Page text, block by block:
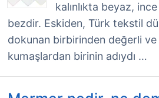
kalınlıkta beyaz,
bezdir. Eskiden, Türk tekstil
dokunan birbirinden değerli ve
kumaşlardan birinin adıydı …